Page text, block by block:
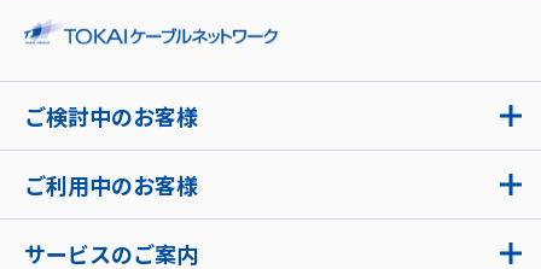
ご検討中のお客様
ご利用中のお客様
サービスのご案内